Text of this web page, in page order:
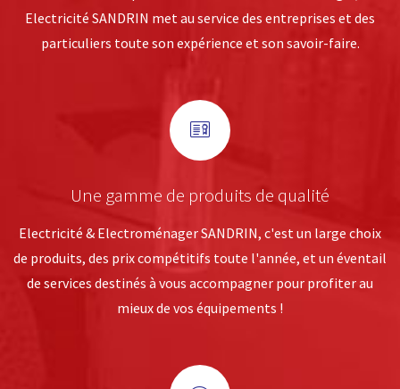
Electricité SANDRIN met au service des entreprises et des
particuliers toute son expérience et son savoir-faire.
Une gamme de produits de qualité
Electricité & Electroménager SANDRIN, c'est un large choix
de produits, des prix compétitifs toute l'année, et un éventail
de services destinés à vous accompagner pour profiter au
mieux de vos équipements !